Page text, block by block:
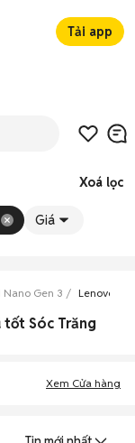
Tải app
Xoá lọc
Giá
Nano Gen 3 Lenovo
tốt Sóc Trăng
Xem Cửa hàng